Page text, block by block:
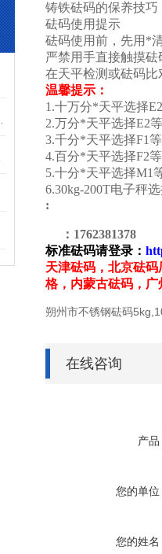
铸铁砝码的保养技
砝码使用提示
砝码使用前，先用*
严禁用手直接触摸
在天平检测或砝码
温馨提示：
1.十万分*天平选择
2.万分*天平选择E2
3.千分*天平选择F1
4.百分*天平选择F2
5.十分*天平选择M1
6.30kg-200T电子秤
:
：1762381378
标准砝码请登录：
天津砝码，北京砝
格，内蒙古砝码，
朔州市不锈钢砝码
在线咨询
产品
您的单位
您的姓名